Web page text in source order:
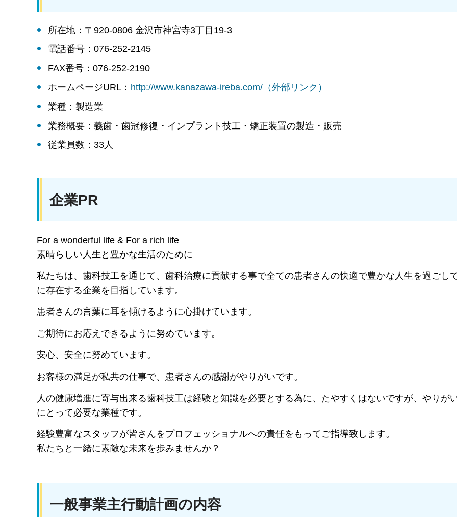
所在地：〒920-0806 金沢市神宮寺3丁目19-3
電話番号：076-252-2145
FAX番号：076-252-2190
ホームページURL： http://www.kanazawa-ireba.com/（外部リンク）
業種：製造業
業務概要：義歯・歯冠修復・インプラント技工・矯正装置の製造・販売
従業員数：33人
企業PR
For a wonderful life & For a rich life
素晴らしい人生と豊かな生活のために
私たちは、歯科技工を通じて、歯科治療に貢献する事で全ての患者さんの快適で豊かな人生を過ごし
に存在する企業を目指しています。
患者さんの言葉に耳を傾けるように心掛けています。
ご期待にお応えできるように努めています。
安心、安全に努めています。
お客様の満足が私共の仕事で、患者さんの感謝がやりがいです。
人の健康増進に寄与出来る歯科技工は経験と知識を必要とする為に、たやすくはないですが、やりが
にとって必要な業種です。
経験豊富なスタッフが皆さんをプロフェッショナルへの責任をもってご指導致します。
私たちと一緒に素敵な未来を歩みませんか？
一般事業主行動計画の内容